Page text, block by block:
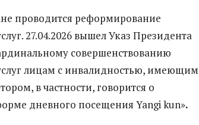
проводится реформирование
27.04.2026 вышел Указ Президента
совершенствованию
лицам с инвалидностью, имеющим
в частности, говорится о
дневного посещения Yangi kun».